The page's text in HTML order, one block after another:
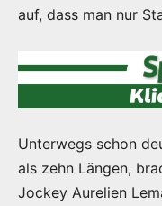
auf, dass man nur
Unterwegs schon
als zehn Längen,
Jockey Aurelien